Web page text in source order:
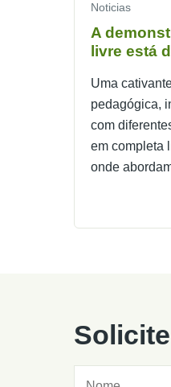
Noticias
A
livre está
Uma
pedagógica,
com
em completa
onde